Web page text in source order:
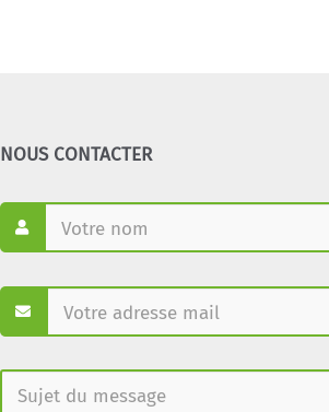
NOUS CONTACTER